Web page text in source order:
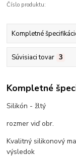
Číslo produktu:
Kompletné
Súvisiaci tovar 3
Kompletné
Silikón - žltý
rozmer viď obr.
Kvalitný silikonový
výsledok